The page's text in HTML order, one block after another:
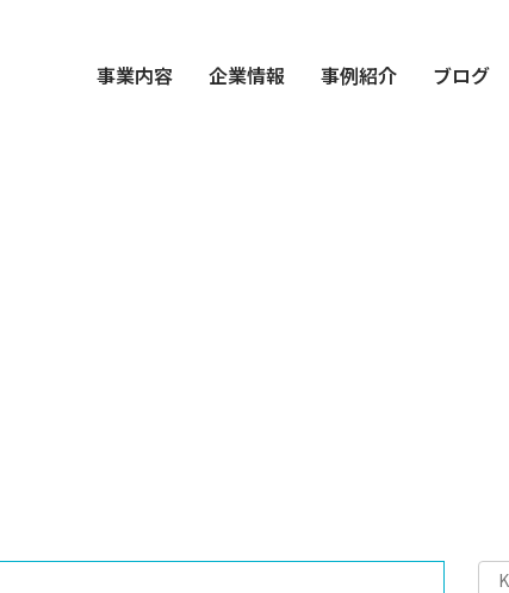
事業内容 企業情報 事例紹介 ブログ